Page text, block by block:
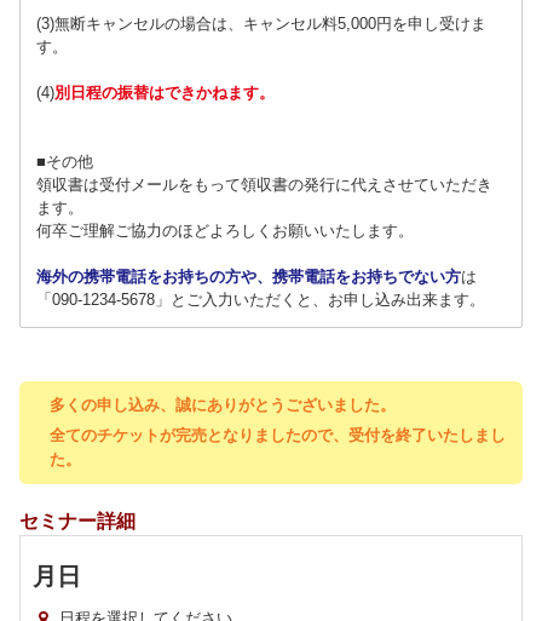
(3)無断キャンセルの場合は、キャンセル料5,000円を申し受けま
す。
(4)別日程の振替はできかねます。
■その他
領収書は受付メールをもって領収書の発行に代えさせていただき
ます。
何卒ご理解ご協力のほどよろしくお願いいたします。
海外の携帯電話をお持ちの方や、携帯電話をお持ちでない方は
「090-1234-5678」とご入力いただくと、お申し込み出来ます。
多くの申し込み、誠にありがとうございました。
全てのチケットが完売となりましたので、受付を終了いたしまし
た。
セミナー詳細
月 日